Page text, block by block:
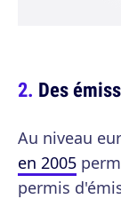
Des
Au niveau
en 2005
permis